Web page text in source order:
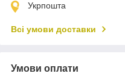
Укрпошта
Всі умови доставки
Умови оплати